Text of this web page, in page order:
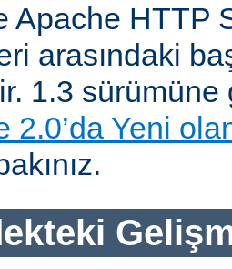
Apache HTTP
arasındaki
1.3
2.0’da Yeni